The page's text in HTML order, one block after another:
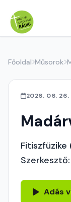
Főoldal Műsorok
2026. 06.
Adás